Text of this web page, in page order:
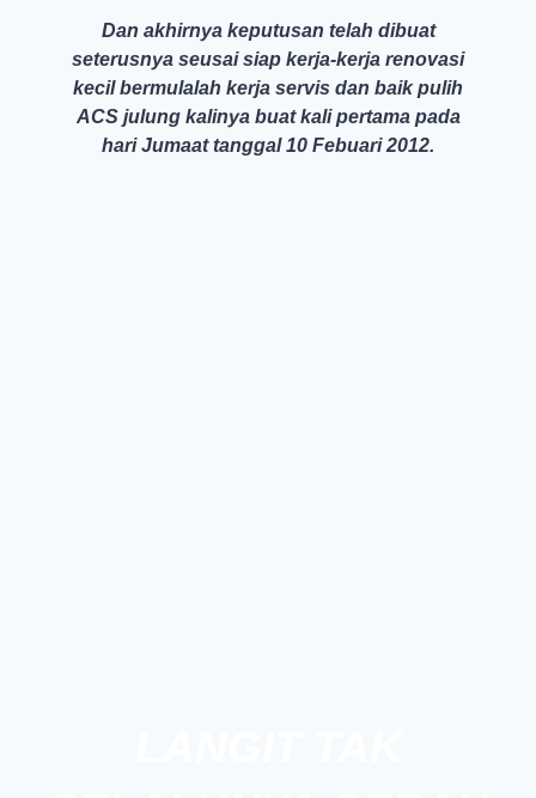
Dan akhirnya keputusan telah dibuat
seterusnya seusai siap kerja-kerja renovasi
kecil bermulalah kerja servis dan baik pulih
ACS julung kalinya buat kali pertama pada
hari Jumaat tanggal 10 Febuari 2012.